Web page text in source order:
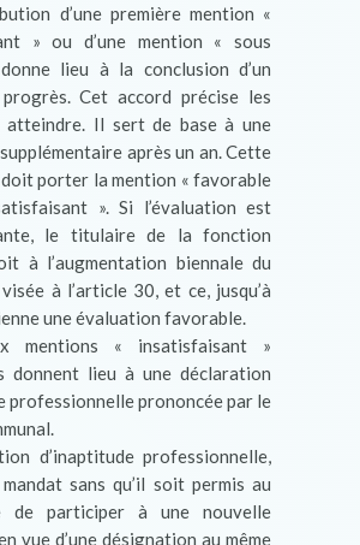
d’une première mention «
» ou d’une mention « sous
lieu à la conclusion d’un
Cet accord précise les
Il sert de base à une
après un an. Cette
porter la mention « favorable
». Si l’évaluation est
le titulaire de la fonction
à l’augmentation biennale du
à l’article 30, et ce, jusqu’à
une évaluation favorable.
mentions « insatisfaisant »
donnent lieu à une déclaration
professionnelle prononcée par le
d’inaptitude professionnelle,
sans qu’il soit permis au
de participer à une nouvelle
vue d’une désignation au même